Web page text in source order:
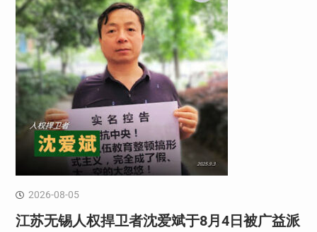
2026-08-05
江苏无锡人权捍卫者沈爱斌于8月4日被广益派